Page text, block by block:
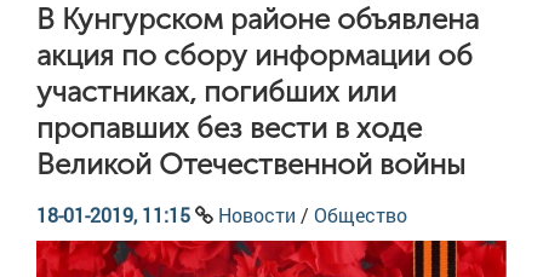
В Кунгурском районе объявлена
акция по сбору информации об
участниках, погибших или
пропавших без вести в ходе
Великой Отечественной войны
18-01-2019, 11:15 Новости / Общество